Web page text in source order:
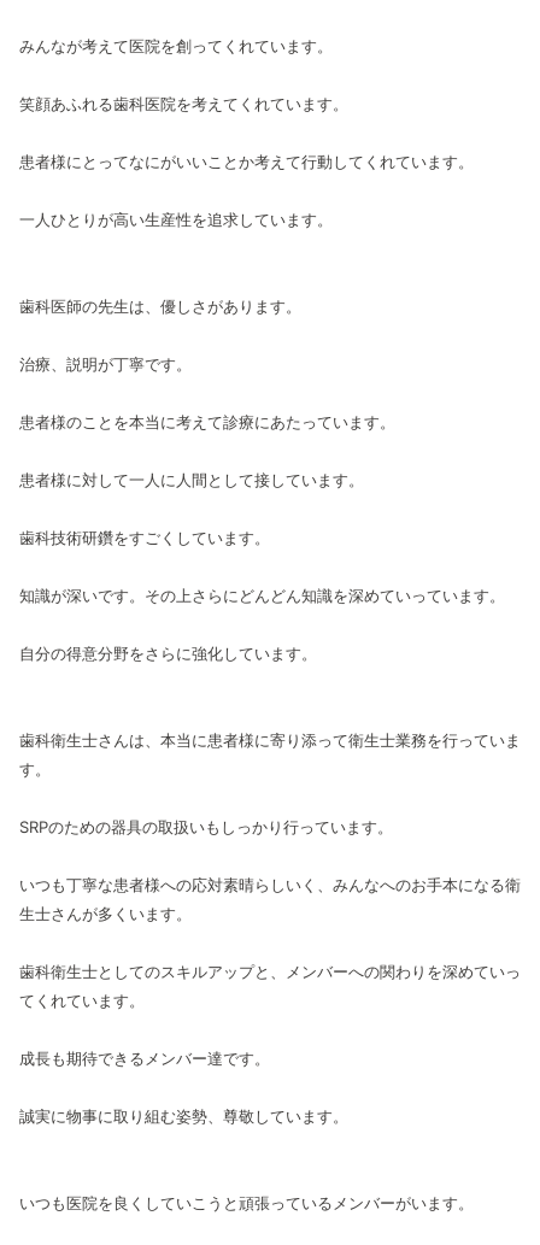
みんなが考えて医院を創ってくれています。
笑顔あふれる歯科医院を考えてくれています。
患者様にとってなにがいいことか考えて行動してくれています。
一人ひとりが高い生産性を追求しています。
歯科医師の先生は、優しさがあります。
治療、説明が丁寧です。
患者様のことを本当に考えて診療にあたっています。
患者様に対して一人に人間として接しています。
歯科技術研鑽をすごくしています。
知識が深いです。その上さらにどんどん知識を深めていっています。
自分の得意分野をさらに強化しています。
歯科衛生士さんは、本当に患者様に寄り添って衛生士業務を行っていま
す。
SRPのための器具の取扱いもしっかり行っています。
いつも丁寧な患者様への応対素晴らしいく、みんなへのお手本になる衛
生士さんが多くいます。
歯科衛生士としてのスキルアップと、メンバーへの関わりを深めていっ
てくれています。
成長も期待できるメンバー達です。
誠実に物事に取り組む姿勢、尊敬しています。
いつも医院を良くしていこうと頑張っているメンバーがいます。